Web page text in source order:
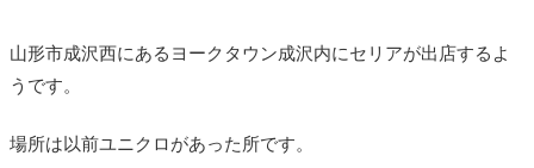
山形市成沢西にあるヨークタウン成沢内にセリアが出店するよ
うです。
場所は以前ユニクロがあった所です。